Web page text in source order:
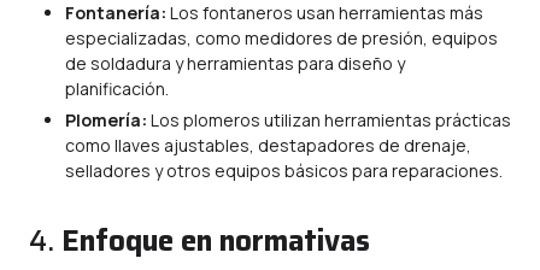
Fontanería: Los fontaneros usan herramientas más
especializadas, como medidores de presión, equipos
de soldadura y herramientas para diseño y
planificación.
Plomería: Los plomeros utilizan herramientas prácticas
como llaves ajustables, destapadores de drenaje,
selladores y otros equipos básicos para reparaciones.
4. Enfoque en normativas